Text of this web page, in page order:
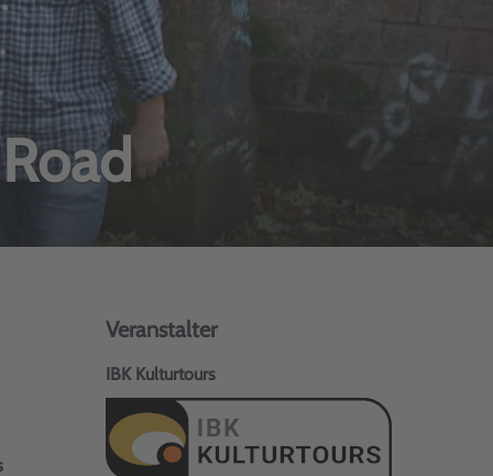
Veranstalter
IBK Kulturtours